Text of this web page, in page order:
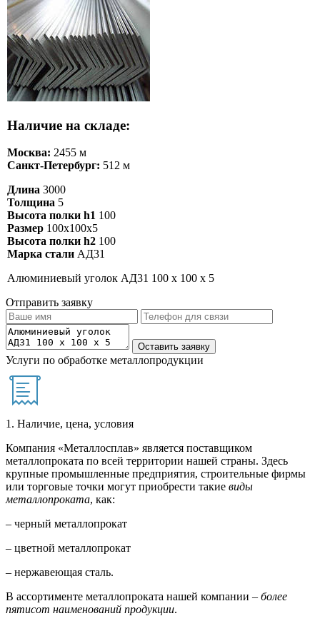
Наличие на складе:
Москва: 2455 м
Санкт-Петербург: 512 м
Длина 3000
Толщина 5
Высота полки h1 100
Размер 100х100х5
Высота полки h2 100
Марка стали АД31
Алюминиевый уголок АД31 100 х 100 х 5
Отправить заявку
Услуги по обработке металлопродукции
1. Наличие, цена, условия
Компания «Металлосплав» является поставщиком
металлопроката по всей территории нашей страны. Здесь
крупные промышленные предприятия, строительные фирмы
или торговые точки могут приобрести такие виды
металлопроката, как:
– черный металлопрокат
– цветной металлопрокат
– нержавеющая сталь.
В ассортименте металлопроката нашей компании – более
пятисот наименований продукции.